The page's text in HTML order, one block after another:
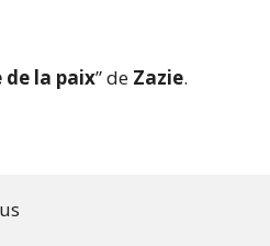
de la paix” de Zazie.